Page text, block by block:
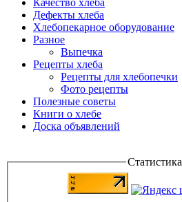
Качество хлеба
Дефекты хлеба
Хлебопекарное оборудование
Разное
Выпечка
Рецепты хлеба
Рецепты для хлебопечки
Фото рецепты
Полезные советы
Книги о хлебе
Доска объявлений
Статистика